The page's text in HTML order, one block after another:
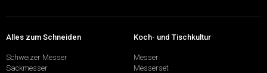
Alles zum Schneiden
Schweizer Messer
Sackmesser
Koch- und Tischkultur
Messer
Messerset